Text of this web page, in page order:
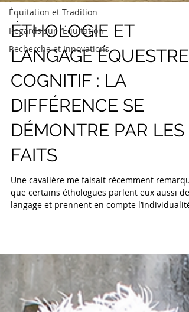
Équitation et Tradition
Regards sur l’Équitation
Recherche et Innovations
ÉTHOLOGIE ET
LANGAGE ÉQUESTRE
COGNITIF : LA
DIFFÉRENCE SE
DÉMONTRE PAR LES
FAITS
Une cavalière me faisait récemment
que certains éthologues parlent eux aussi de
langage et prennent en compte l’individualité
comportement du cheval, ses réactions, ses
modes de communication et ses mécanismes
d’apprentissage. Le Langage Équestre Cognitif
(LEC) construit avec lui une communication
structurée, fondée sur la cohérence interne